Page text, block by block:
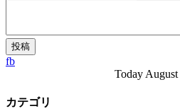
fb
Today
カテゴリ